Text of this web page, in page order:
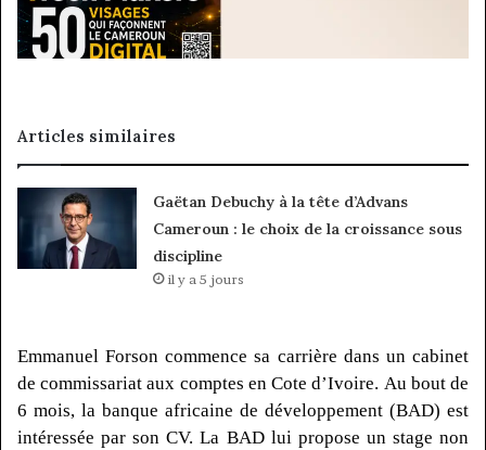
Articles similaires
Gaëtan Debuchy à la tête d’Advans
Cameroun : le choix de la croissance sous
discipline
il y a 5 jours
EmmanuelForson commence sa carrière dans un cabinet
de commissariat aux comptes en Cote d’Ivoire. Au bout de
6 mois, la banque africaine de développement (BAD) est
intéressée par son CV. La BAD lui propose un stage non